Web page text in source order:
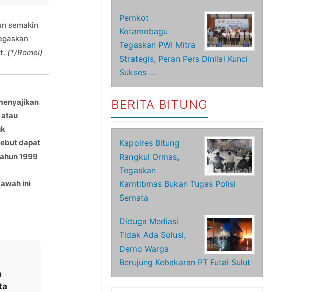
semakin
(*/Romel)
dapat
1999
ini
Pemkot
Kotamobagu
Tegaskan PWI Mitra
Strategis, Peran Pers Dinilai Kunci
Sukses …
BERITA BITUNG
Kapolres Bitung
Rangkul Ormas,
Tegaskan
Kamtibmas Bukan Tugas Polisi
Semata
Diduga Mediasi
Tidak Ada Solusi,
Demo Warga
Berujung Kebakaran PT Futai Sulut